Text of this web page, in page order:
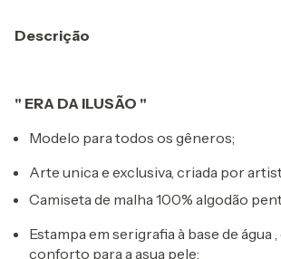
Descrição
" ERA DA ILUSÃO "
Modelo para todos os gêneros;
Arte unica e exclusiva, criada por
Camiseta de malha 100% algodão
Estampa em serigrafia à base de água
conforto para a asua pele;